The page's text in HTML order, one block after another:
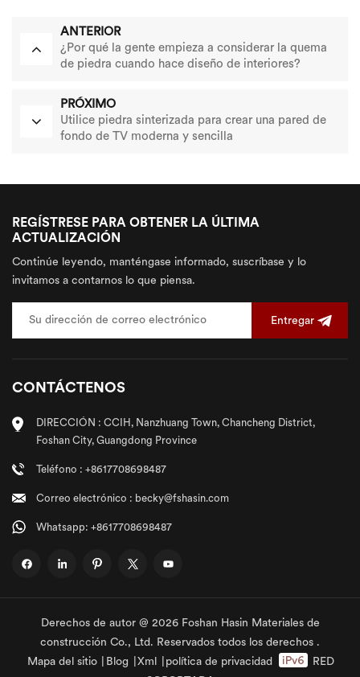
ANTERIOR
¿Por qué la gente empieza a considerar la quema
de piedra cuando hace diseño de interiores?
PRÓXIMO
Utilice piedra sinterizada para crear una pared de
fondo de TV moderna y sencilla
REGÍSTRESE PARA OBTENER LA ÚLTIMA
ACTUALIZACIÓN
Continúe leyendo, manténgase informado, suscríbase y lo
invitamos a contarnos lo que piensa.
Entregar
CONTÁCTENOS
DIRECCIÓN : CCIH, Nanzhuang Town, Chancheng District,
Foshan City, Guangdong Province
Teléfono : +8617708698487
Correo electrónico : becky@fshasin.com
Whatsapp: +8617708698487
Derechos de autor @ 2026 Foshan Hasin Materiales de
construcción Co., Ltd. Reservados todos los derechos .
Mapa del sitio
Blog Xml política de privacidad
RED